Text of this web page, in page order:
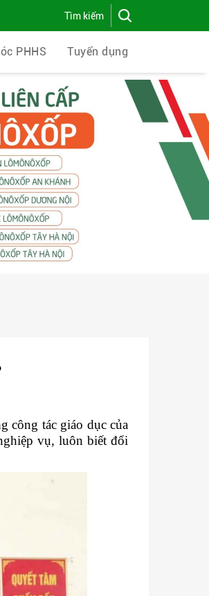
PHHS Tuyển dụng
công tác giáo dục của
vụ, luôn biết đổi